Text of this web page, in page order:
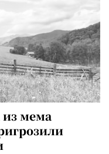
из мема